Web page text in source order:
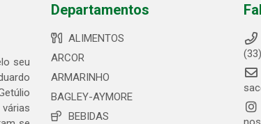
seu
Departamentos
ALIMENTOS
ARCOR
ARMARINHO
BAGLEY-AYMORE
BEBIDAS